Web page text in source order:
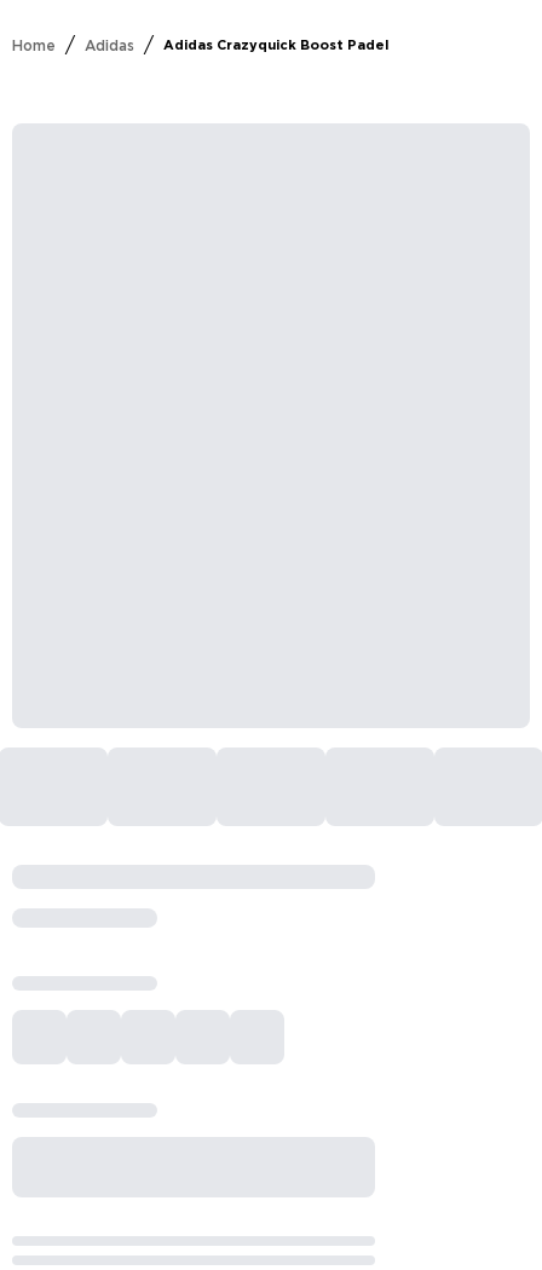
Home / Adidas / Adidas Crazyquick Boost Padel